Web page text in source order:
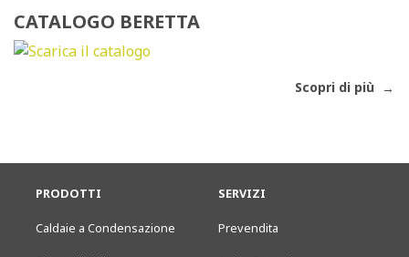
CATALOGO BERETTA
Scopri di più
PRODOTTI
Caldaie a Condensazione
SERVIZI
Prevendita